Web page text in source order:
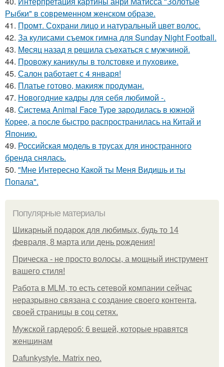
Рыбки" в современном женском образе.
41. Промт. Сохрани лицо и натуральный цвет волос.
42. За кулисами съемок гимна для Sunday Night Football.
43. Мeсяц назад я рeшила съeхаться с мужчиной.
44. Провожу каникулы в толстовке и пуховике.
45. Салон работает с 4 января!
46. Платье готово, макияж продуман.
47. Новогодние кадры для себя любимой -.
48. Система Animal Face Type зародилась в южной
Корее, а после быстро распространилась на Китай и
Японию.
49. Российская модель в трусах для иностранного
бренда снялась.
50. "Мне Интересно Какой ты Меня Видишь и ты
Попала".
Популярные материалы
Шикарный подарок для любимых, будь то 14
февраля, 8 марта или день рождения!
Прическа - не просто волосы, а мощный инструмент
вашего стиля!
Работа в MLM, то есть сетевой компании сейчас
неразрывно связана с создание своего контента,
своей страницы в соц сетях.
Мужской гардероб: 6 вещей, которые нравятся
женщинам
Dafunkystyle. Matrix neo.